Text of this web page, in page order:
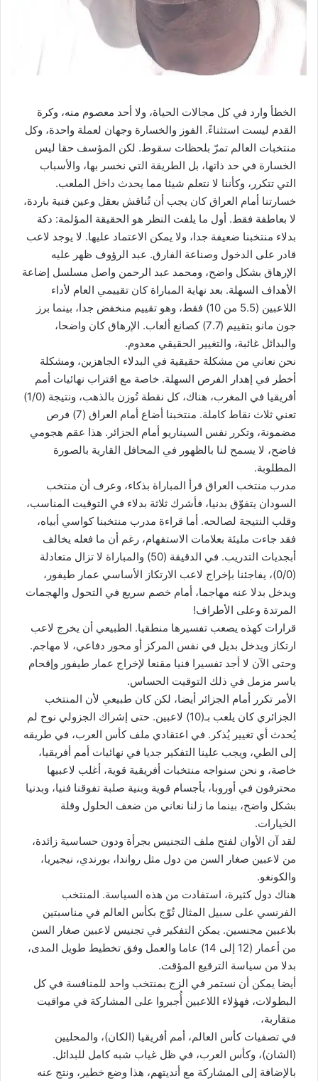
الخطأ وارد في كل مجالات الحياة، ولا أحد معصوم منه، وكرة
القدم ليست استثناءً. الفوز والخسارة وجهان لعملة واحدة، وكل
منتخبات العالم تمرّ بلحظات سقوط. لكن المؤسف حقا ليس
الخسارة في حد ذاتها، بل الطريقة التي نخسر بها، والأسباب
التي تتكرر، وكأننا لا نتعلم شيئا مما يحدث داخل الملعب.
خسارتنا أمام العراق كان يجب أن تُناقش بعقل وعين فنية باردة،
لا بعاطفة فقط. أول ما يلفت النظر هو الحقيقة المؤلمة: دكة
بدلاء منتخبنا ضعيفة جدا، ولا يمكن الاعتماد عليها. لا يوجد لاعب
قادر على الدخول وصناعة الفارق. عبد الرؤوف ظهر عليه
الإرهاق بشكل واضح، ومحمد عبد الرحمن واصل مسلسل إضاعة
الأهداف السهلة. بعد نهاية المباراة كان تقييمي العام لأداء
اللاعبين (5.5 من 10) فقط، وهو تقييم منخفض جدا، بينما برز
جون مانو بتقييم (7.7) كصانع ألعاب. الإرهاق كان واضحا،
والبدائل غائبة، والتغيير الحقيقي معدوم.
نحن نعاني من مشكلة حقيقية في البدلاء الجاهزين، ومشكلة
أخطر في إهدار الفرص السهلة. خاصة مع اقتراب نهائيات أمم
أفريقيا في المغرب، هناك، كل نقطة تُوزن بالذهب، ونتيجة (1/0)
تعني ثلاث نقاط كاملة. منتخبنا أضاع أمام العراق (7) فرص
مضمونة، وتكرر نفس السيناريو أمام الجزائر. هذا عقم هجومي
فاضح، لا يسمح لنا بالظهور في المحافل القارية بالصورة
المطلوبة.
مدرب منتخب العراق قرأ المباراة بذكاء، وعرف أن منتخب
السودان يتفوّق بدنيا، فأشرك ثلاثة بدلاء في التوقيت المناسب،
وقلب النتيجة لصالحه. أما قراءة مدرب منتخبنا كواسي أبياه،
فقد جاءت مليئة بعلامات الاستفهام، رغم أن ما فعله يخالف
أبجديات التدريب. في الدقيقة (50) والمباراة لا تزال متعادلة
(0/0)، يفاجئنا بإخراج لاعب الارتكاز الأساسي عمار طيفور،
ويدخل بدلا عنه مهاجما، أمام خصم سريع في التحول والهجمات
المرتدة وعلى الأطراف!
قرارات كهذه يصعب تفسيرها منطقيا. الطبيعي أن يخرج لاعب
ارتكاز ويدخل بديل في نفس المركز أو محور دفاعي، لا مهاجم.
وحتى الآن لا أجد تفسيرا فنيا مقنعا لإخراج عمار طيفور وإقحام
ياسر مزمل في ذلك التوقيت الحساس.
الأمر تكرر أمام الجزائر أيضا، لكن كان طبيعي لأن المنتخب
الجزائري كان يلعب بـ(10) لاعبين. حتى إشراك الجزولي نوح لم
يُحدث أي تغيير يُذكر. في اعتقادي ملف كأس العرب، في طريقه
إلى الطي، ويجب علينا التفكير جديا في نهائيات أمم أفريقيا،
خاصة، و نحن سنواجه منتخبات أفريقية قوية، أغلب لاعبيها
محترفون في أوروبا، بأجسام قوية وبنية صلبة تفوقنا فنيا، وبدنيا
بشكل واضح، بينما ما زلنا نعاني من ضعف الحلول وقلة
الخيارات.
لقد آن الأوان لفتح ملف التجنيس بجرأة ودون حساسية زائدة،
من لاعبين صغار السن من دول مثل رواندا، بورندي، نيجيريا،
والكونغو.
هناك دول كثيرة، استفادت من هذه السياسة. المنتخب
الفرنسي على سبيل المثال تُوّج بكأس العالم في مناسبتين
بلاعبين مجنسين. يمكن التفكير في تجنيس لاعبين صغار السن
من أعمار (12 إلى 14) عاما والعمل وفق تخطيط طويل المدى،
بدلا من سياسة الترقيع المؤقت.
أيضا يمكن أن نستمر في الزج بمنتخب واحد للمنافسة في كل
البطولات، فهؤلاء اللاعبين أُجبروا على المشاركة في مواقيت
متقاربة،
في تصفيات كأس العالم، أمم أفريقيا (الكان)، والمحليين
(الشان)، وكأس العرب، في ظل غياب شبه كامل للبدائل.
بالإضافة إلى المشاركة مع أنديتهم، هذا وضع خطير، ونتج عنه